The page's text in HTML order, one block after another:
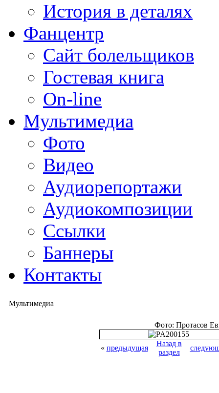
История в деталях
Фанцентр
Сайт болельщиков
Гостевая книга
On-line
Мультимедиа
Фото
Видео
Аудиорепортажи
Аудиокомпозиции
Ссылки
Баннеры
Контакты
Мультимедиа
Фото: Протасов
« предыдущая
Назад в
раздел